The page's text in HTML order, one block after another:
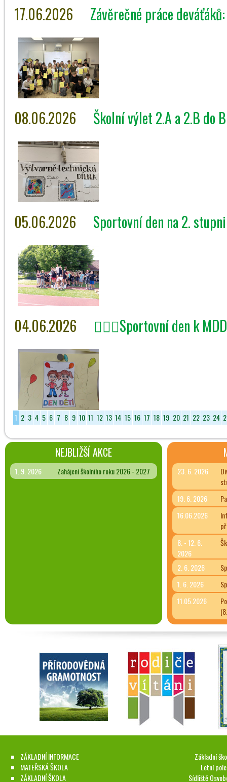
17.06.2026 Závěrečné práce
08.06.2026 Školní výlet 2.A a 2.B do
05.06.2026 Sportovní den na 2. stupni
04.06.2026 🤾🏻‍♀️Sportovní den k MDD
1 2 3 4 5 6 7 8 9 10 11 12 13 14 15 16 17 18 19 20 21 22 23 24
NEJBLIŽŠÍ AKCE
1. 9. 2026 Zahájení školního roku 2026 - 2027 23. 6. 2026
19. 6. 2026
16.06.2026
8. - 12. 6.
2026
2. 6. 2026
1. 6. 2026
11.05.2026
ZÁKLADNÍ INFORMACE
MATEŘSKÁ ŠKOLA
ZÁKLADNÍ ŠKOLA
Základní
Letní
Sídliště